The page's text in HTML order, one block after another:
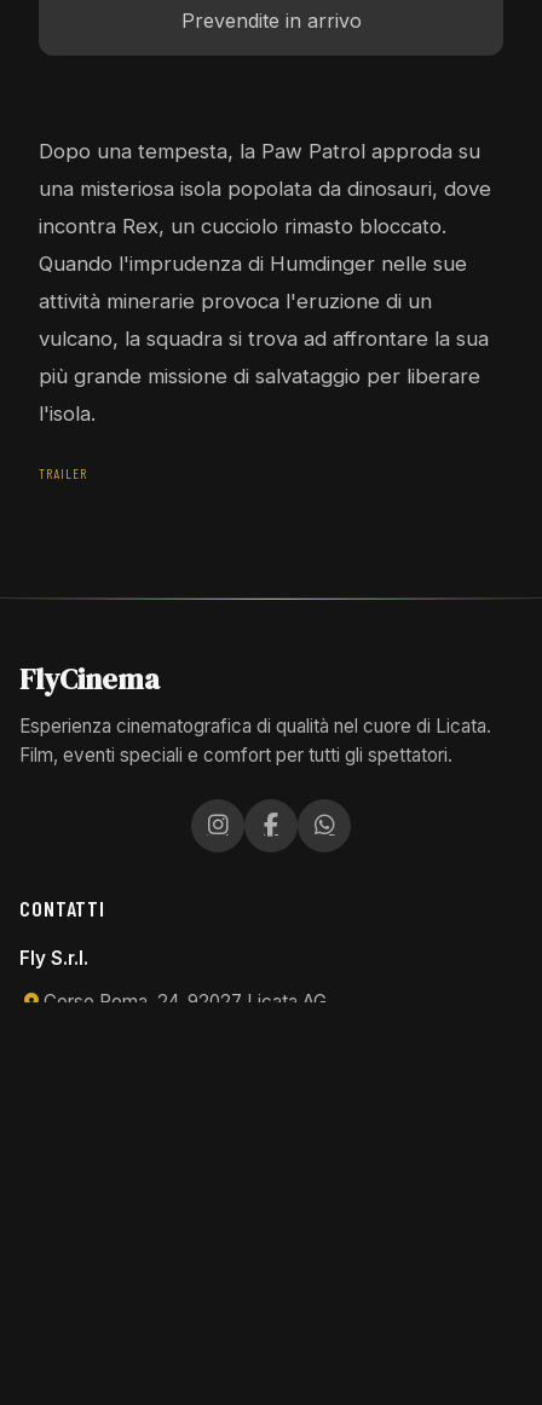
Prevendite in arrivo
Dopo una tempesta, la Paw Patrol approda su
una misteriosa isola popolata da dinosauri, dove
incontra Rex, un cucciolo rimasto bloccato.
Quando l'imprudenza di Humdinger nelle sue
attività minerarie provoca l'eruzione di un
vulcano, la squadra si trova ad affrontare la sua
più grande missione di salvataggio per liberare
l'isola.
TRAILER
FlyCinema
Esperienza cinematografica di qualità nel cuore di Licata.
Film, eventi speciali e comfort per tutti gli spettatori.
CONTATTI
Fly S.r.l.
Corso Roma, 24, 92027 Licata AG